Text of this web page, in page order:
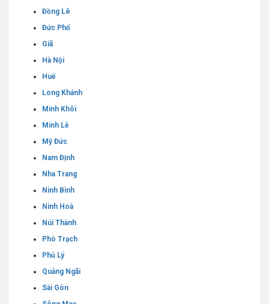
Đồng Lê
Đức Phổ
Giã
Hà Nội
Huế
Long Khánh
Minh Khôi
Minh Lễ
Mỹ Đức
Nam Định
Nha Trang
Ninh Bình
Ninh Hoà
Núi Thành
Phò Trạch
Phủ Lý
Quảng Ngãi
Sài Gòn